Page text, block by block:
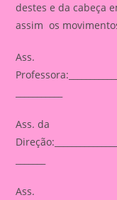
destes e da cabeça
assim os
Ass.
Ass. da
Ass.